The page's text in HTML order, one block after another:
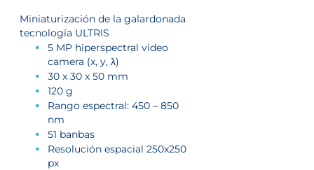
Miniaturización de la galardonada
tecnología ULTRIS
5 MP hiperspectral video
camera (x, y, λ)
30 x 30 x 50 mm
120 g
Rango espectral: 450 – 850
nm
51 banbas
Resolución espacial 250x250
px